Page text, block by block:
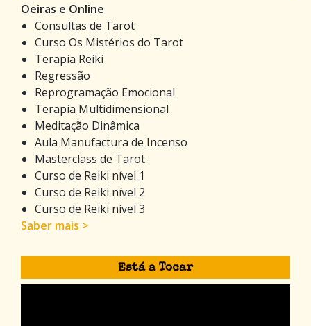
Oeiras e Online
Consultas de Tarot
Curso Os Mistérios do Tarot
Terapia Reiki
Regressão
Reprogramação Emocional
Terapia Multidimensional
Meditação Dinâmica
Aula Manufactura de Incenso
Masterclass de Tarot
Curso de Reiki nível 1
Curso de Reiki nível 2
Curso de Reiki nível 3
Saber mais >
Está a Tocar